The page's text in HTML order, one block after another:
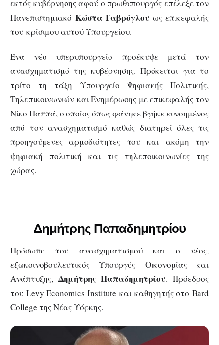
εκτός κυβέρνησης αφού ο πρωθυπουργός επέλεξε τον
Πανεπιστημιακό Κώστα Γαβρόγλου ως επικεφαλής
του κρίσιμου αυτού Υπουργείου.
Ένα νέο υπερυπουργείο προέκυψε μετά τον
ανασχηματισμό της κυβέρνησης. Πρόκειται για το
τρίτο τη τάξη Υπουργείο Ψηφιακής Πολιτικής,
Τηλεπικοινωνιών και Ενημέρωσης με επικεφαλής τον
Νίκο Παππά, ο οποίος όπως φάνηκε βγήκε ευνοημένος
από τον ανασχηματισμό καθώς διατηρεί όλες τις
προηγούμενες αρμοδιότητες του και ακόμη την
ψηφιακή πολιτική και τις τηλεποικοινωνίες της
χώρας.
Δημήτρης Παπαδημητρίου
Πρόσωπο του ανασχηματισμού και ο νέος,
εξωκοινοβουλευτικός Υπουργός Οικονομίας και
Ανάπτυξης,Δημήτρης Παπαδημητρίου. Πρόεδρος
του Levy Economics Institute και καθηγητής στο Bard
College της Νέας Υόρκης.